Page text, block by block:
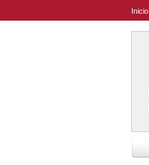
Inicio